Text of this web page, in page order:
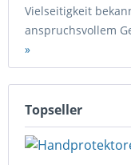
Vielseitigkeit
anspruchsvollem
»
Topseller